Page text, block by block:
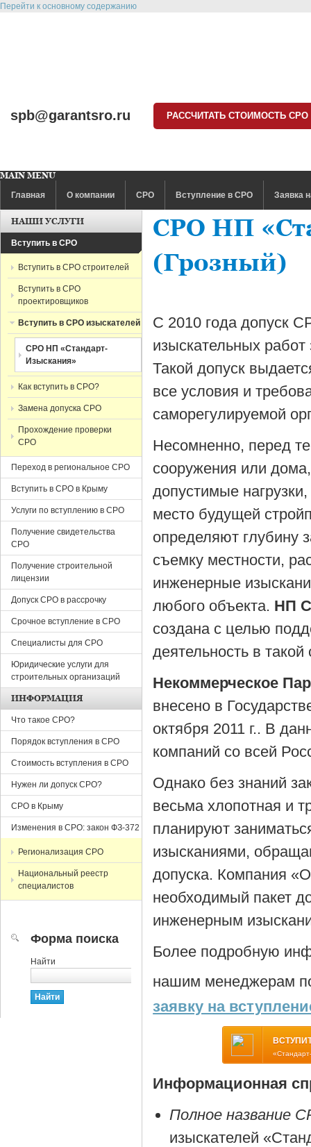
Перейти к основному содержанию
spb@garantsro.ru РАССЧИТАТЬ СТОИМОСТЬ СРО
MAIN MENU
Главная
О компании СРО Вступление в СРО Заявка
СРО НП
(Грозный)
С 2010 года допуск
изыскательных
Такой допуск
все условия и
саморегулируемой
Несомненно, перед
сооружения или
допустимые
место будущей
определяют глубину
съемку местности,
инженерные
любого объекта. НП
создана с целью
деятельность в
Некоммерческое
внесено в
октября 2011 г.. В
компаний со всей
Однако без знаний
весьма хлопотная и
планируют
изысканиями,
допуска. Компания
необходимый пакет
инженерным
Более подробную
нашим менеджерам
заявку на
Информационная
Полное название
изыскателей
НАШИ УСЛУГИ
Вступить в СРО
Вступить в СРО строителей
Вступить в СРО
проектировщиков
Вступить в СРО изыскателей
СРО НП «Стандарт-
Изыскания»
Как вступить в СРО?
Замена допуска СРО
Прохождение проверки
СРО
Переход в региональное СРО
Вступить в СРО в Крыму
Услуги по вступлению в СРО
Получение свидетельства
СРО
Получение строительной
лицензии
Допуск СРО в рассрочку
Срочное вступление в СРО
Специалисты для СРО
Юридические услуги для
строительных организаций
ИНФОРМАЦИЯ
Что такое СРО?
Порядок вступления в СРО
Стоимость вступления в СРО
Нужен ли допуск СРО?
СРО в Крыму
Изменения в СРО: закон ФЗ-372
Регионализация СРО
Национальный реестр
специалистов
Форма поиска
Найти